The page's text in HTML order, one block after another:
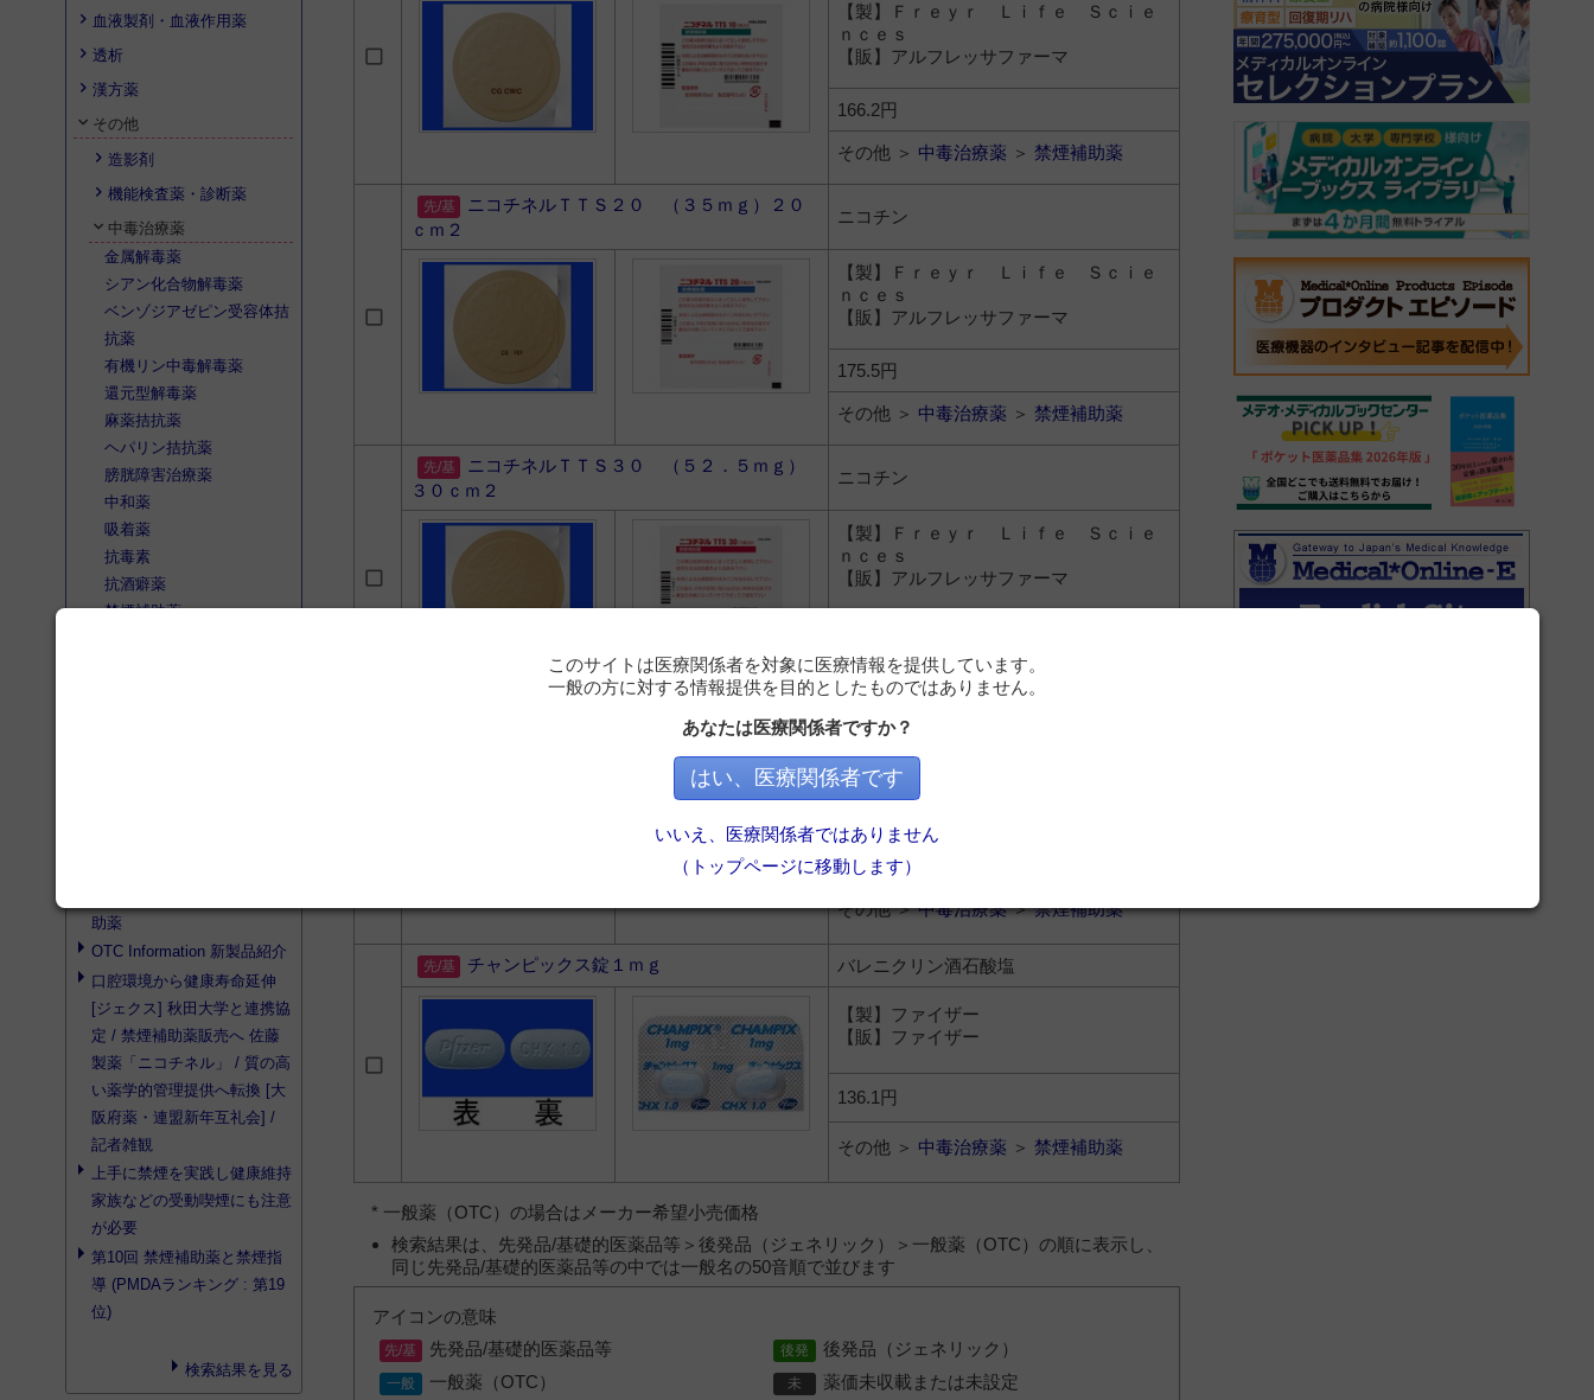
血液製剤・血液作用薬
透析
漢方薬
その他
造影剤
機能検査薬・診断薬
中毒治療薬
金属解毒薬
シアン化合物解毒薬
ベンゾジアゼピン受容体拮
抗薬
有機リン中毒解毒薬
還元型解毒薬
麻薬拮抗薬
ヘパリン拮抗薬
膀胱障害治療薬
中和薬
吸着薬
抗毒素
抗酒癖薬
禁煙補助薬
助薬
OTC Information 新製品紹介
口腔環境から健康寿命延伸
[ジェクス] 秋田大学と連携協
定 / 禁煙補助薬 販売へ 佐藤
製薬「ニコチネル」 / 質の高
い薬学的管理提供へ転換 [大
阪府薬・連盟新年互礼会] /
記者雑観
上手に禁煙を実践し健康維持
家族などの受動喫煙にも注意
が必要
第10回 禁煙補助薬 と禁煙指
導 (PMDAランキング : 第19
位)
検索結果を見る
【製】Ｆｒｅｙｒ Ｌｉｆｅ Ｓｃｉｅ
ｎｃｅｓ
【販】アルフレッサファーマ
166.2円
その他 ＞ 中毒治療薬 ＞ 禁煙補助薬
ニコチネルＴＴＳ２０ （３５ｍｇ）２０
ｃｍ２
ニコチン
【製】Ｆｒｅｙｒ Ｌｉｆｅ Ｓｃｉｅ
ｎｃｅｓ
【販】アルフレッサファーマ
175.5円
その他 ＞ 中毒治療薬 ＞ 禁煙補助薬
ニコチネルＴＴＳ３０ （５２．５ｍｇ）
３０ｃｍ２
ニコチン
【製】Ｆｒｅｙｒ Ｌｉｆｅ Ｓｃｉｅ
ｎｃｅｓ
【販】アルフレッサファーマ
その他 ＞中毒治療薬 ＞
チャンピックス錠０．５ｍｇ バレニクリン酒石酸塩
【製】ファイザー
【販】ファイザー
77.5円
その他 ＞中毒治療薬＞禁煙補助薬
チャンピックス錠１ｍｇ バレニクリン酒石酸塩
【製】ファイザー
【販】ファイザー
136.1円
その他 ＞ 中毒治療薬 ＞ 禁煙補助薬
* 一般薬（OTC）の場合はメーカー希望小売価格
検索結果は、先発品/基礎的医薬品等＞後発品（ジェネリック）＞一般薬（OTC）の順に表示し、
同じ先発品/基礎的医薬品等の中では一般名の50音順で並びます
アイコンの意味
先発品/基礎的医薬品等
後発品（ジェネリック）
一般薬（OTC）
薬価未収載または未設定
このサイトは医療関係者を対象に医療情報を提供しています。
一般の方に対する情報提供を目的としたものではありません。
あなたは医療関係者ですか？
はい、医療関係者です
いいえ、医療関係者ではありません
（トップページに移動します）